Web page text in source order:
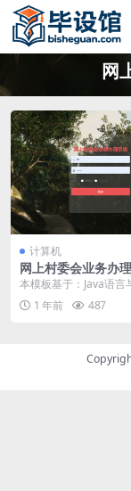
网
计算机
网上村委会业务办
模板 毕业设计模板
本模板基于：Java语言
库开发 系统功能实现
就是将...
1 年前 487